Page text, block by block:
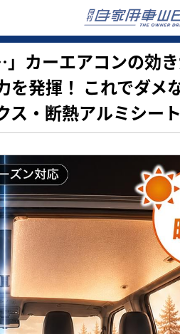
カーエアコンの効
発揮！ これでダメ
・断熱アルミシート